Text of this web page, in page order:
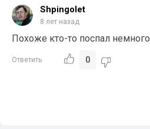
Shpingolet
8 лет назад
Похоже кто-то поспал немного
Ответить 0